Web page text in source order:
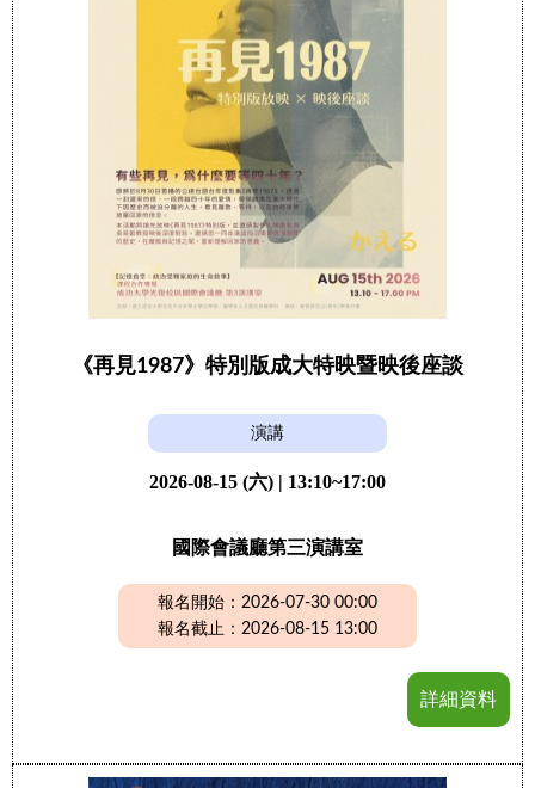
《再見1987》特別版成大特映暨映後座談
演講
2026-08-15 (六) | 13:10~17:00
國際會議廳第三演講室
報名開始：2026-07-30 00:00
報名截止：2026-08-15 13:00
詳細資料